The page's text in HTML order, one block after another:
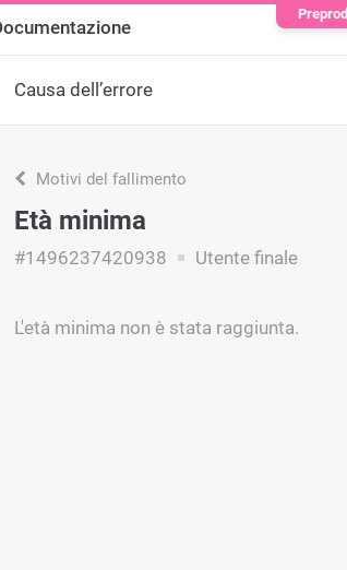
Causa dell’errore
Motivi del fallimento
Età minima
#1496237420938 Utente finale
L'età minima non è stata raggiunta.
Preprod